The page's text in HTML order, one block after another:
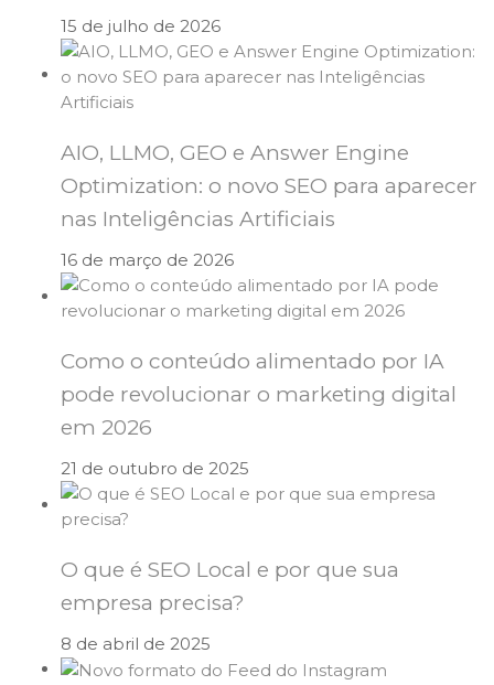
15 de julho de 2026
AIO, LLMO, GEO e Answer Engine
Optimization: o novo SEO para aparecer
nas Inteligências Artificiais
16 de março de 2026
Como o conteúdo alimentado por IA
pode revolucionar o marketing digital
em 2026
21 de outubro de 2025
O que é SEO Local e por que sua
empresa precisa?
8 de abril de 2025